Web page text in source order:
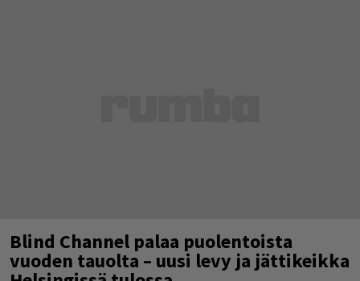
Blind Channel palaa puolentoista
vuoden tauolta – uusi levy ja jättikeikka